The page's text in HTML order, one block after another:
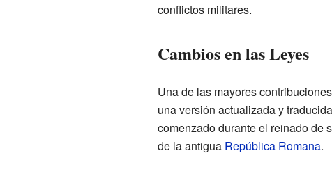
conflictos militares.
Cambios en las Leyes
Una de las mayores
una versión actualizada y
comenzado durante el reinado de
de la antigua República Romana.